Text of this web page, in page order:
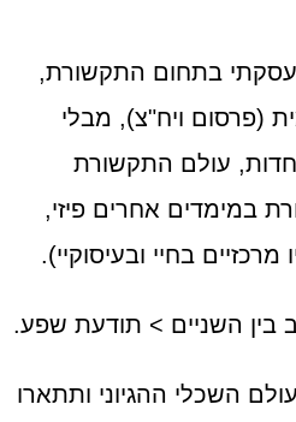
בתחום התקשורת,
(פרסום ויח"צ), מבלי
עולם התקשורת
במימדים אחרים פיזי,
בחיי ובעיסוקיי).
בין השניים > תודעת שפע.
השכלי ההגיוני ותתארו